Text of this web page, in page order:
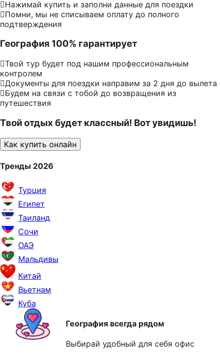
Нажимай купить и заполни данные для поездки
Помни, мы не списываем оплату до полного
подтверждения
География 100% гарантирует
Твой тур будет под нашим профессиональным
контролем
Документы для поездки направим за 2 дня до вылета
Будем на связи с тобой до возвращения из
путешествия
Твой отдых будет классный! Вот увидишь!
Как купить онлайн
Тренды 2026
Турция
Египет
Таиланд
Сочи
ОАЭ
Мальдивы
Китай
Вьетнам
Куба
География всегда рядом
Выбирай удобный для себя офис